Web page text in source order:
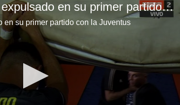
Cristiano Ronaldo es expulsado en su primer partido con la Juventus
su primer partido con la Juventus